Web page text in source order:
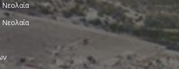
Νεολαία
Νεολαία